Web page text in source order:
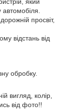
просвіт,
відстань від
обробку.
вигляд, колір,
від фото!!